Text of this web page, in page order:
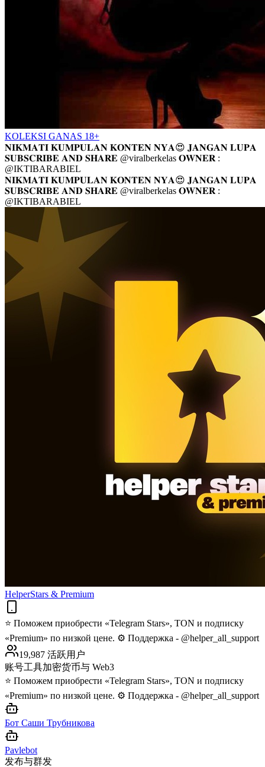
KOLEKSI GANAS 18+
𝐍𝐈𝐊𝐌𝐀𝐓𝐈 𝐊𝐔𝐌𝐏𝐔𝐋𝐀𝐍 𝐊𝐎𝐍𝐓𝐄𝐍 𝐍𝐘𝐀😍 𝐉𝐀𝐍𝐆𝐀𝐍 𝐋𝐔𝐏𝐀
𝐒𝐔𝐁𝐒𝐂𝐑𝐈𝐁𝐄 𝐀𝐍𝐃 𝐒𝐇𝐀𝐑𝐄 @viralberkelas 𝐎𝐖𝐍𝐄𝐑 :
@IKTIBARABIEL
𝐍𝐈𝐊𝐌𝐀𝐓𝐈 𝐊𝐔𝐌𝐏𝐔𝐋𝐀𝐍 𝐊𝐎𝐍𝐓𝐄𝐍 𝐍𝐘𝐀😍 𝐉𝐀𝐍𝐆𝐀𝐍 𝐋𝐔𝐏𝐀
𝐒𝐔𝐁𝐒𝐂𝐑𝐈𝐁𝐄 𝐀𝐍𝐃 𝐒𝐇𝐀𝐑𝐄 @viralberkelas 𝐎𝐖𝐍𝐄𝐑 :
@IKTIBARABIEL
HelperStars & Premium
⭐️ Поможем приобрести «Telegram Stars», TON и подписку
«Premium» по низкой цене. ⚙️ Поддержка - @helper_all_support
19,987 活跃用户
账号工具加密货币与 Web3
⭐️ Поможем приобрести «Telegram Stars», TON и подписку
«Premium» по низкой цене. ⚙️ Поддержка - @helper_all_support
Бот Саши Трубникова
Pavlebot
发布与群发